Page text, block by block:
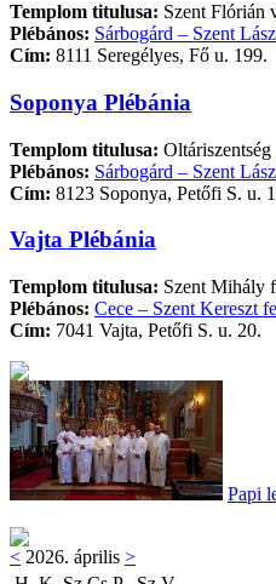
Templom titulusa: Szent Flórián
Plébános: Sárbogárd – Szent
Cím: 8111 Seregélyes, Fő u. 199.
Soponya Plébánia
Templom titulusa: Oltáriszentség
Plébános: Sárbogárd – Szent
Cím: 8123 Soponya, Petőfi S. u.
Vajta Plébánia
Templom titulusa: Szent Mihály
Plébános: Cece – Szent Kereszt
Cím: 7041 Vajta, Petőfi S. u. 20.
Papi
< 2026. április >